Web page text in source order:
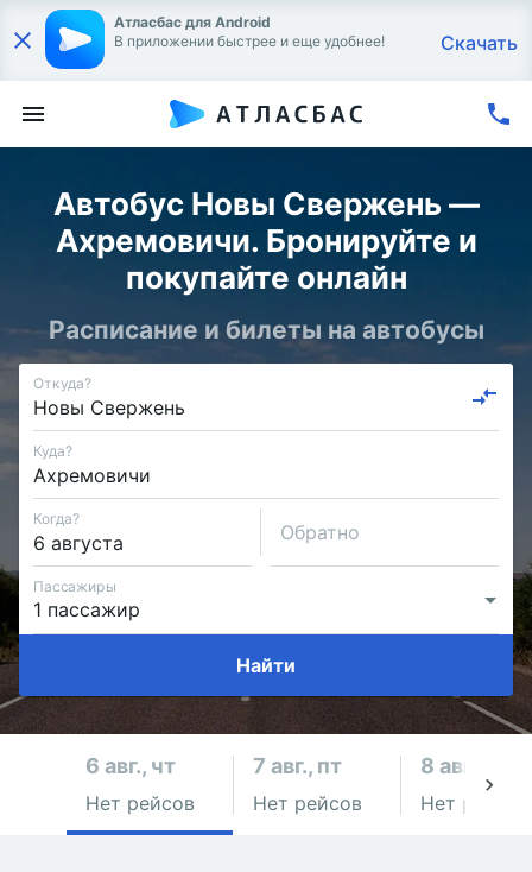
Атласбас для Android
В приложении быстрее и еще удобнее!
Скачать
Автобус Новы Свержень —
Ахремовичи. Бронируйте и
покупайте онлайн
Расписание и билеты на автобусы
Откуда?
Куда?
Когда?
Обратно
Пассажиры
Найти
6 авг., чт
Нет рейсов
7 авг., пт
Нет рейсов
8 авг., сб
Нет рейсов